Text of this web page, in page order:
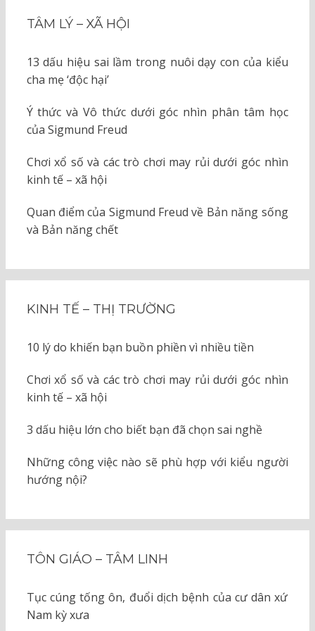
TÂM LÝ – XÃ HỘI
13 dấu hiệu sai lầm trong nuôi dạy con của kiểu
cha mẹ ‘độc hại’
Ý thức và Vô thức dưới góc nhìn phân tâm học
của Sigmund Freud
Chơi xổ số và các trò chơi may rủi dưới góc nhìn
kinh tế – xã hội
Quan điểm của Sigmund Freud về Bản năng sống
và Bản năng chết
KINH TẾ – THỊ TRƯỜNG
10 lý do khiến bạn buồn phiền vì nhiều tiền
Chơi xổ số và các trò chơi may rủi dưới góc nhìn
kinh tế – xã hội
3 dấu hiệu lớn cho biết bạn đã chọn sai nghề
Những công việc nào sẽ phù hợp với kiểu người
hướng nội?
TÔN GIÁO – TÂM LINH
Tục cúng tống ôn, đuổi dịch bệnh của cư dân xứ
Nam kỳ xưa